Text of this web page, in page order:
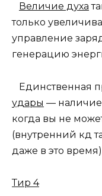
Величие духа
только
управление
генерацию
Единственная
удары — наличие
когда вы не
(внутренний кд
даже в это
Тир 4